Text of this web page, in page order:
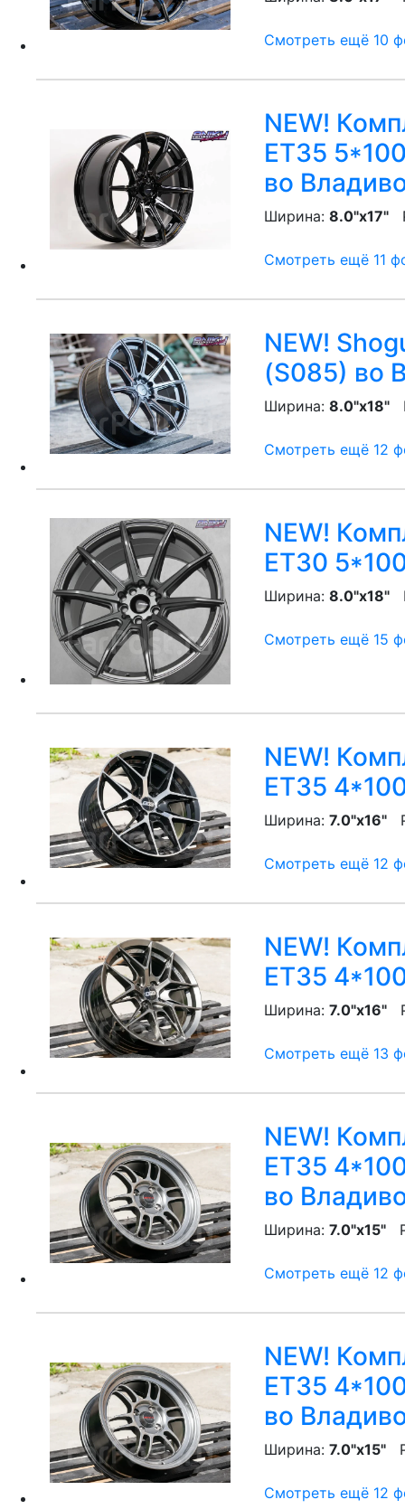
Смотреть ещё 10
NEW!
ET35
во
Ширина: 8.0"x17"
Смотреть ещё 11
NEW!
(S085) во
Ширина: 8.0"x18"
Смотреть ещё 12
NEW!
ET30
Ширина: 8.0"x18"
Смотреть ещё 15
NEW!
ET35
Ширина: 7.0"x16"
Смотреть ещё 12
NEW!
ET35
Ширина: 7.0"x16"
Смотреть ещё 13
NEW!
ET35
во
Ширина: 7.0"x15"
Смотреть ещё 12
NEW!
ET35
во
Ширина: 7.0"x15"
Смотреть ещё 12